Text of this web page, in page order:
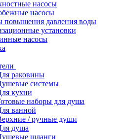
насосы
насосы
повышения давления воды
установки
насосы
раковины
системы
кухни
наборы для душа
ванной
/ ручные души
душа
шланги